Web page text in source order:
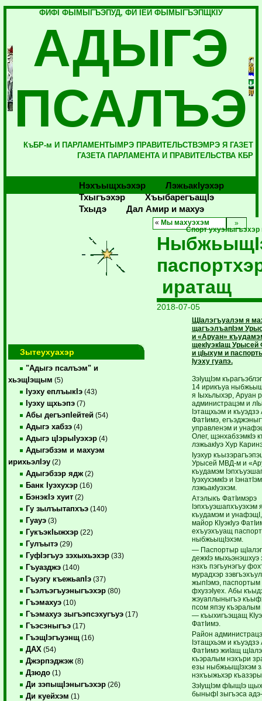
ФИФI ФЫМЫГЪЭПУД, ФИ IЕЙ ФЫМЫГЪЭПЩКIУ
АДЫГЭ
ПСАЛЪЭ
КъБР-м И ПАРЛАМЕНТЫМРЭ ПРАВИТЕЛЬСТВЭМРЭ Я ГАЗЕТ
ГАЗЕТА ПАРЛАМЕНТА И ПРАВИТЕЛЬСТВА КБР
Нэхъыщхьэхэр
Лэжьакlуэхэр
Тхыгъэхэр
Хъыбарегъащlэ
Тхыдэ
Дал Амир и махуэ
Зытеухуахэр
"Адыгэ псалъэм" и
хьэщIэщым (5)
Iуэху еплъыкIэ (43)
Iуэху щхьэпэ (7)
Абы дегъэпIейтей (54)
Адыгэ хабзэ (4)
Адыгэ цIэрыIуэхэр (4)
Адыгэбзэм и махуэм
ирихьэлIэу (2)
Адыгэбзэр ядж (2)
Банк Iуэхухэр (16)
БэнэкIэ хуит (2)
Гу зылъытапхъэ (140)
Гуауэ (3)
ГукъэкIыжхэр (22)
Гулъытэ (29)
ГуфIэгъуэ зэхыхьэхэр (33)
Гъуазджэ (140)
Гъуэгу къежьапIэ (37)
Гъэлъэгъуэныгъэхэр (80)
Гъэмахуэ (10)
Гъэмахуэ зыгъэпсэхугъуэ (17)
Гъэсэныгъэ (17)
ГъэщIэгъуэнщ (16)
ДАХ (54)
Джэрпэджэж (8)
Дзюдо (1)
Ди зэпыщIэныгъэхэр (26)
Ди куейхэм (1)
« Мы махуэхэм
Спорт
иратащ
2018-07-05
ЩIалэгъуалэм я
щагъэлъапIэм
и «Аруан»
щекIуэкIащ Урысей
и цIыхум и
Iуэху гуапэ.
ЗэIущIэм
14 ирикъуа
я Iыхьлыхэр, Аруан
администрацэм и
Iэтащхьэм и
ФатIимэ,
управленэм и
Олег, щэнхабзэмкIэ
лэжьакIуэ Хур
Iуэхур
Урысей МВД-м и
къудамэм
IуэхухэмкIэ и
лэжьакIуэхэм.
Атэлыкъ ФатIимэрэ
Iэпхъуэшапхъуэхэм
къудамэм и
майор КIуэкIуэ
ехъуэхъуащ
ныбжьыщIэхэм.
— Паспортыр
дежкIэ мыхьэнэшхуэ
нэхъ пэгъунэгъу
мурадхэр
жыпIэмэ, паспортым
фхузэIуех. Абы
жэуаплыныгъэ
псом япэу къэралым
— къыхигъэщащ
ФатIимэ.
Район
Iэтащхьэм и
ФатIимэ жиIащ
къэралым нэхъри
езы ныбжьыщIэхэм
нэхъыжьхэр
ЗэIущIэм фIыщIэ
быныфI зыгъэса